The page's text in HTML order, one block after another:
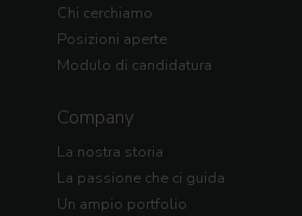
Chi cerchiamo
Posizioni aperte
Modulo di candidatura
Company
La nostra storia
La passione che ci guida
Un ampio portfolio